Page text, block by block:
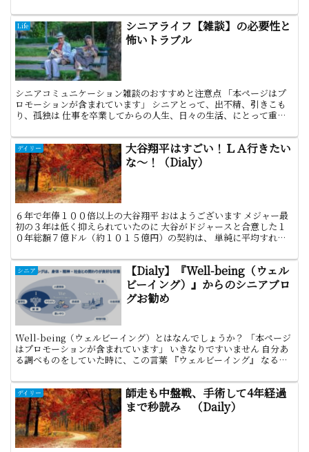
Life
シニアライフ【雑談】の必要性と
怖いトラブル
シニアコミュニケーション雑談のおすすめと注意点 「本ページはプ
ロモーションが含まれています」 シニアとって、出不精、引きこも
り、孤独は 仕事を卒業してからの人生、日々の生活、にとって重要
デイリー
大谷翔平はすごい！ＬＡ行きたい
な～！（Dialy）
６年で年俸１００倍以上の大谷翔平 おはようございます メジャー最
初の３年は低く抑えられていたのに 大谷がドジャースと合意した１
０年総額７億ドル（約１０１５億円）の契約は、 単純に平均すれば
シニア
【Dialy】『Well-being（ウェル
ビーイング）』からのシニアブロ
グお勧め
Well-being（ウェルビーイング）とはなんでしょうか？ 「本ページ
はプロモーションが含まれています」 いきなりですいません 自分あ
る調べものをしていた時に、この言葉 『ウェルビーイング』 なるも
デイリー
師走も中盤戦、手術して4年経過
まで秒読み （Daily）